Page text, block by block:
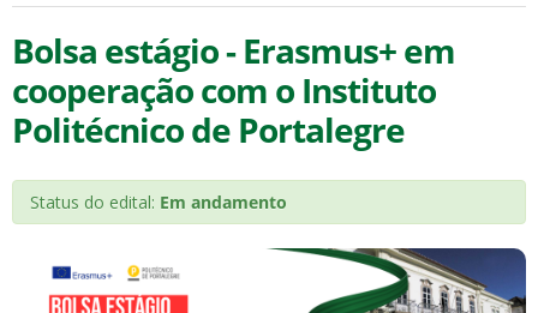
Bolsa estágio - Erasmus+ em
cooperação com o Instituto
Politécnico de Portalegre
Status do edital: Em andamento